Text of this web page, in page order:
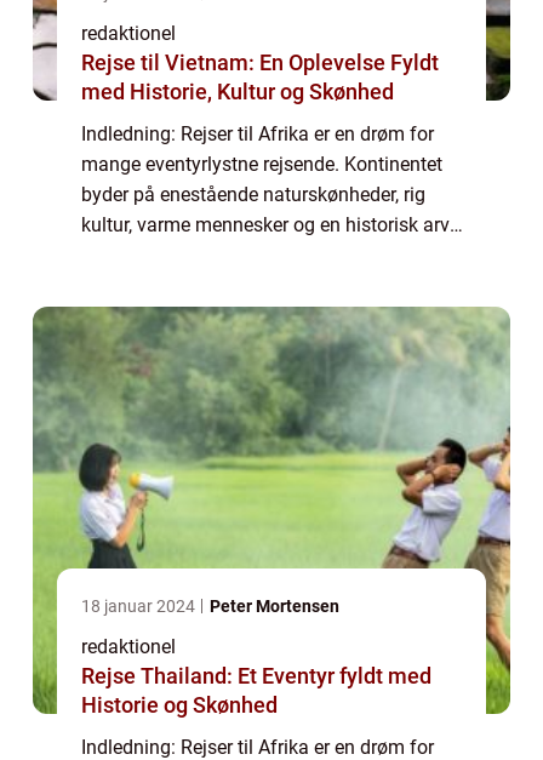
redaktionel
Rejse til Vietnam: En Oplevelse Fyldt
med Historie, Kultur og Skønhed
Indledning: Rejser til Afrika er en drøm for
mange eventyrlystne rejsende. Kontinentet
byder på enestående naturskønheder, rig
kultur, varme mennesker og en historisk arv,
18 januar 2024 Peter Mortensen
redaktionel
Rejse Thailand: Et Eventyr fyldt med
Historie og Skønhed
Indledning: Rejser til Afrika er en drøm for